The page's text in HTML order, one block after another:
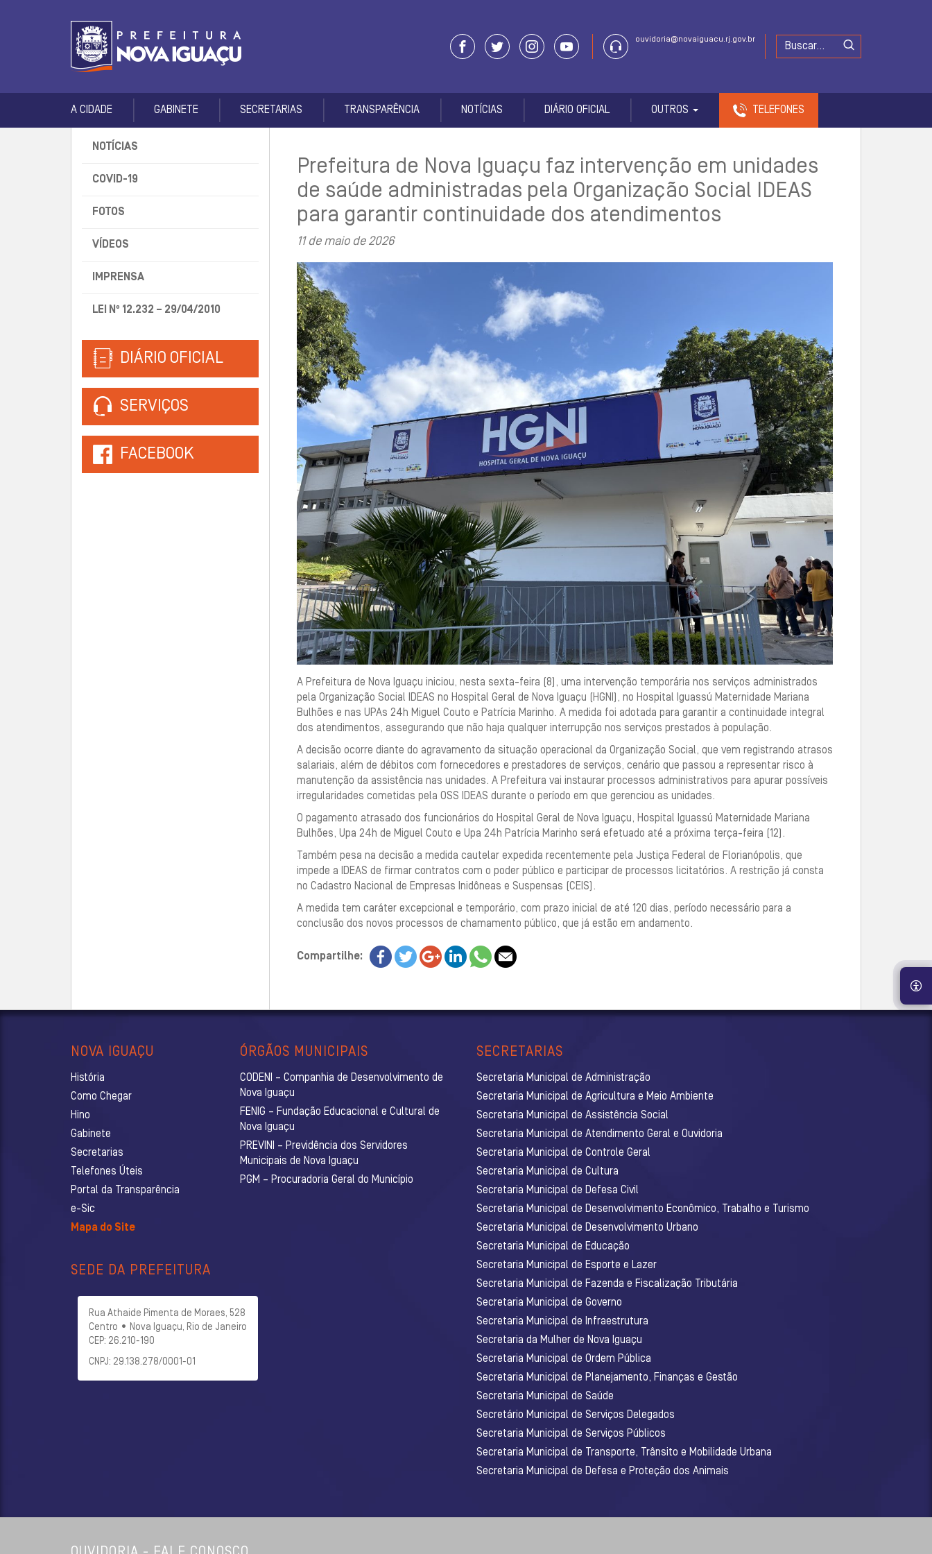
ouvidoria@novaiguacu.rj.gov.br
A CIDADE GABINETE SECRETARIAS TRANSPARÊNCIA NOTÍCIAS DIÁRIO OFICIAL OUTROS TELEFONES
NOTÍCIAS
COVID-19
FOTOS
VÍDEOS
IMPRENSA
LEI Nº 12.232 – 29/04/2010
DIÁRIO OFICIAL
SERVIÇOS
FACEBOOK
Prefeitura de Nova Iguaçu faz intervenção em unidades
de saúde administradas pela Organização Social IDEAS
para garantir continuidade dos atendimentos
11 de maio de 2026
A Prefeitura de Nova Iguaçu iniciou, nesta sexta-feira (8), uma intervenção temporária nos serviços administrados
pela Organização Social
IDEAS no Hospital Geral de Nova Iguaçu (HGNI), no Hospital Iguassú Maternidade Mariana
Bulhões e nas UPAs 24h Miguel Couto e Patrícia Marinho. A medida foi adotada para garantir a continuidade integral
dos atendimentos, assegurando que não haja qualquer interrupção nos serviços prestados à população.
A decisão ocorre diante do agravamento da situação operacional da Organização Social, que vem registrando atrasos
salariais, além de débitos com fornecedores e prestadores de serviços, cenário que passou a representar risco à
manutenção da assistência nas unidades. A Prefeitura vai instaurar processos administrativos para apurar possíveis
irregularidades cometidas pela OSS
IDEAS durante o período em que gerenciou as unidades.
O pagamento atrasado dos funcionários do Hospital Geral de Nova Iguaçu, Hospital Iguassú Maternidade Mariana
Bulhões, Upa 24h de Miguel Couto e Upa 24h Patrícia Marinho será efetuado até a próxima terça-feira (12).
Também pesa na decisão a medida cautelar expedida recentemente pela Justiça Federal de Florianópolis, que
impede a
IDEAS de firmar contratos com o poder público e participar de processos licitatórios. A restrição já consta
no Cadastro Nacional de Empresas Inidôneas e Suspensas (CEIS).
A medida tem caráter excepcional e temporário, com prazo inicial de até 120 dias, período necessário para a
conclusão dos novos processos de chamamento público, que já estão em andamento.
Compartilhe:
NOVA IGUAÇU
História
Como Chegar
Hino
Gabinete
Secretarias
Telefones Úteis
Portal da Transparência
e-Sic
Mapa do Site
ÓRGÃOS MUNICIPAIS
CODENI – Companhia de Desenvolvimento de
Nova Iguaçu
FENIG – Fundação Educacional e Cultural de
Nova Iguaçu
PREVINI – Previdência dos Servidores
Municipais de Nova Iguaçu
PGM – Procuradoria Geral do Município
SEDE DA PREFEITURA
Rua Athaide Pimenta de Moraes, 528
Centro • Nova Iguaçu, Rio de Janeiro
CEP: 26.210-190
CNPJ: 29.138.278/0001-01
SECRETARIAS
Secretaria Municipal de Administração
Secretaria Municipal de Agricultura e Meio Ambiente
Secretaria Municipal de Assistência Social
Secretaria Municipal de Atendimento Geral e Ouvidoria
Secretaria Municipal de Controle Geral
Secretaria Municipal de Cultura
Secretaria Municipal de Defesa Civil
Secretaria Municipal de Desenvolvimento Econômico, Trabalho e Turismo
Secretaria Municipal de Desenvolvimento Urbano
Secretaria Municipal de Educação
Secretaria Municipal de Esporte e Lazer
Secretaria Municipal de Fazenda e Fiscalização Tributária
Secretaria Municipal de Governo
Secretaria Municipal de Infraestrutura
Secretaria da Mulher de Nova Iguaçu
Secretaria Municipal de Ordem Pública
Secretaria Municipal de Planejamento, Finanças e Gestão
Secretaria Municipal de Saúde
Secretário Municipal de Serviços Delegados
Secretaria Municipal de Serviços Públicos
Secretaria Municipal de Transporte, Trânsito e Mobilidade Urbana
Secretaria Municipal de Defesa e Proteção dos Animais